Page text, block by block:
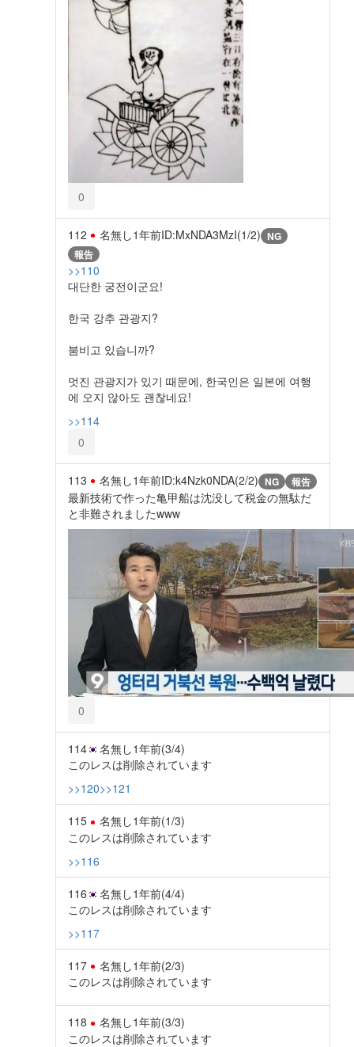
0
112 名無し1年前ID:MxNDA3MzI(1/2) NG
報告
>>110
대단한 궁전이군요!
한국 강추 관광지?
붐비고 있습니까?
멋진 관광지가 있기 때문에, 한국인은 일본에 여행
에 오지 않아도 괜찮네요!
>>114
0
113 名無し1年前ID:k4Nzk0NDA(2/2) NG 報告
最新技術で作った亀甲船は沈没して税金の無駄だ
と非難されましたwww
0
114 名無し1年前(3/4)
このレスは削除されています
>>120>>121
115 名無し1年前(1/3)
このレスは削除されています
>>116
116 名無し1年前(4/4)
このレスは削除されています
>>117
117 名無し1年前(2/3)
このレスは削除されています
118 名無し1年前(3/3)
このレスは削除されています